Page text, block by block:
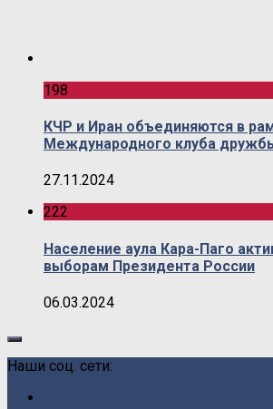
198
КЧР и Иран объединяются в
Международного клуба
27.11.2024
222
Население аула Кара-Паго
выборам Президента России
06.03.2024
Наши соц. сети: